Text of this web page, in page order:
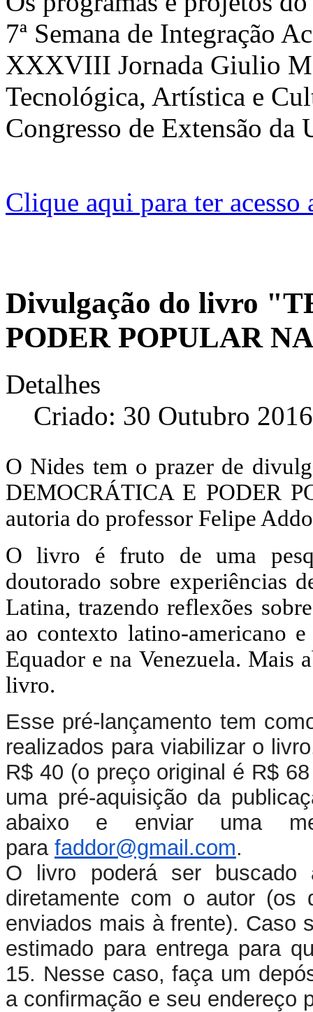
7ª Semana de Integração
XXXVIII Jornada Giulio
Tecnológica, Artística e
Congresso de Extensão da
Clique aqui para ter acesso
Divulgação do livro
PODER POPULAR
Detalhes
Criado: 30 Outubro 2016
O Nides tem o prazer de
DEMOCRÁTICA E PODER
autoria do professor Felipe
O livro é fruto de uma
doutorado sobre experiências
Latina, trazendo reflexões
ao contexto latino-americano
Equador e na Venezuela. Mais
livro.
Esse pré-lançamento tem
realizados para viabilizar o
R$ 40 (o preço original é R$
uma pré-aquisição da
abaixo e enviar uma
para faddor@gmail.com.
O livro poderá ser
diretamente com o autor (os
enviados mais à frente). Caso
estimado para entrega para
15. Nesse caso, faça um
a confirmação e seu endereço